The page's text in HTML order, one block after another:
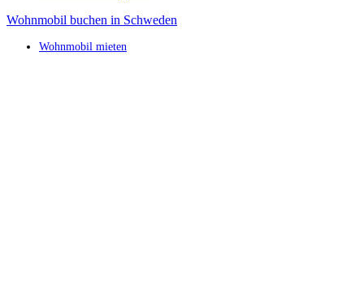
Wohnmobil buchen in Schweden
Wohnmobil mieten